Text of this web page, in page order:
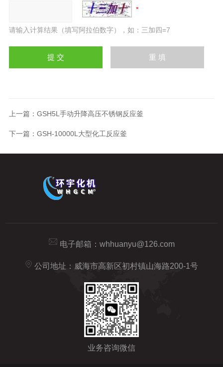
请输入计算结果（填写阿拉伯数字），如：三加四=7
上一篇： GSH5L手动升降高压不锈钢反应釜
下一篇： GSH-10000L大型化工反应釜
电子邮箱： whhuanyu@126.com
公司地址：威海市高新区初村镇山海路200-1号
业务咨询微信